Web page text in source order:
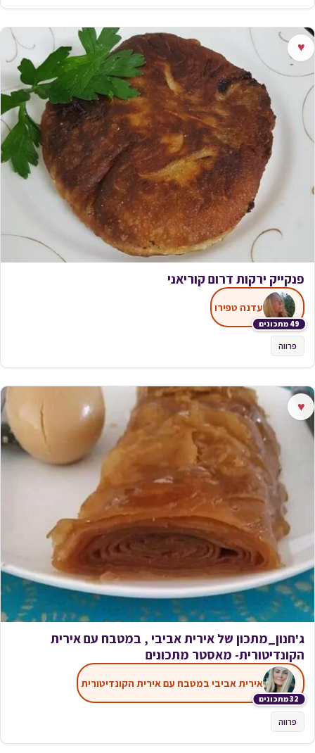
♥
פנקייק ירקות דרום קוריאני
49 מתכונים
עדנה טפירו
פרווה
♥
ג'חנון_מתכון של אירית אביבי , במטבח עם אירית
הקונדיטורית- מאסטר מתכונים
32 מתכונים
אירית אביבי במטבח עם אירית הקונדיטורית
פרווה